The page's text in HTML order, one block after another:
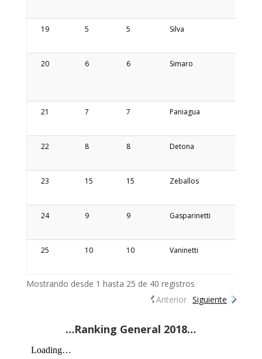
19 5 5 Silva
20 6 6 Simaro
21 7 7 Paniagua
22 8 8 Detona
23 15 15 Zeballos
24 9 9 Gasparinetti
25 10 10 Vaninetti
Mostrando desde 1 hasta 25 de 40 registros
Anterior Siguiente
…Ranking General 2018…